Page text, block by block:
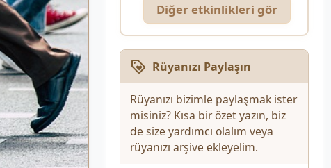
Diğer etkinlikleri gör
Rüyanızı Paylaşın
Rüyanızı bizimle paylaşmak ister
misiniz? Kısa bir özet yazın, biz
de size yardımcı olalım veya
rüyanızı arşive ekleyelim.